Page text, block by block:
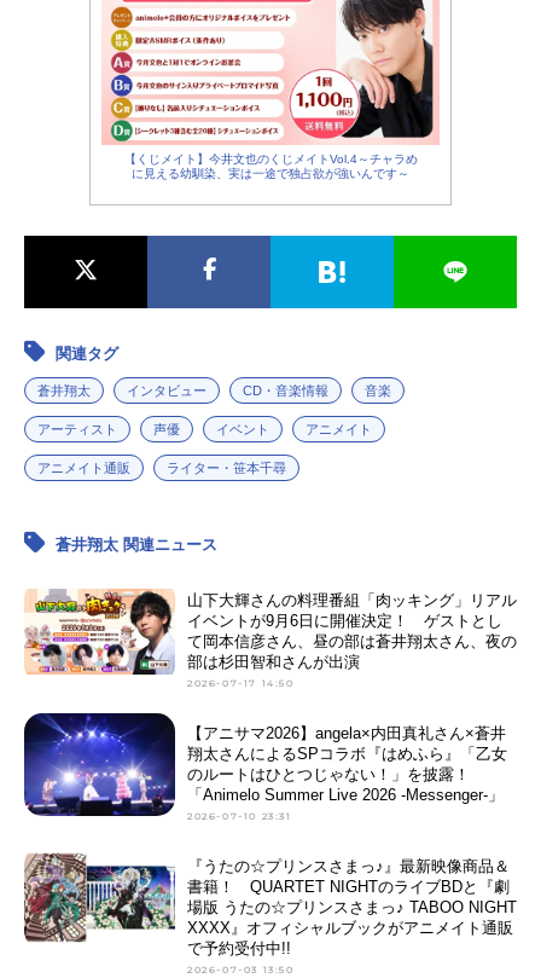
【くじメイト】今井文也のくじメイトVol.4～チャラめ
に見える幼馴染、実は一途で独占欲が強いんです～
関連タグ
蒼井翔太 インタビュー CD・音楽情報 音楽
アーティスト 声優 イベント アニメイト
アニメイト通販 ライター・笹本千尋
蒼井翔太 関連ニュース
山下大輝さんの料理番組「肉ッキング」リアル
イベントが9月6日に開催決定！ ゲストとし
て岡本信彦さん、昼の部は蒼井翔太さん、夜の
部は杉田智和さんが出演
2026-07-17 14:50
【アニサマ2026】angela×内田真礼さん×蒼井
翔太さんによるSPコラボ『はめふら』「乙女
のルートはひとつじゃない！」を披露！
「Animelo Summer Live 2026 -Messenger-」
2026-07-10 23:31
『うたの☆プリンスさまっ♪』最新映像商品＆
書籍！ QUARTET NIGHTのライブBDと『劇
場版 うたの☆プリンスさまっ♪ TABOO NIGHT
XXXX』オフィシャルブックがアニメイト通販
で予約受付中!!
2026-07-03 13:50